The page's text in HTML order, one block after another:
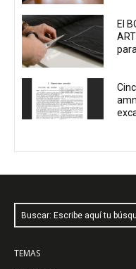
El
Buscar: Escribe aquí tu
TEMAS